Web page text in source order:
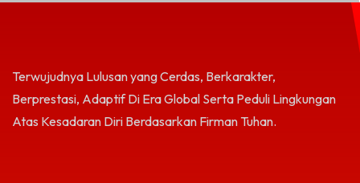
Terwujudnya Lulusan yang Cerdas, Berkarakter,
Berprestasi, Adaptif Di Era Global Serta Peduli Lingkungan
Atas Kesadaran Diri Berdasarkan Firman Tuhan.